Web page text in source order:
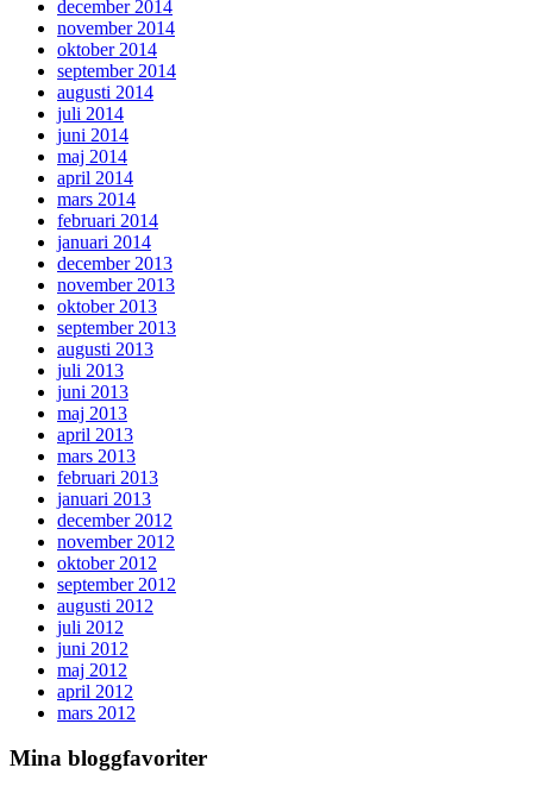
december 2014
november 2014
oktober 2014
september 2014
augusti 2014
juli 2014
juni 2014
maj 2014
april 2014
mars 2014
februari 2014
januari 2014
december 2013
november 2013
oktober 2013
september 2013
augusti 2013
juli 2013
juni 2013
maj 2013
april 2013
mars 2013
februari 2013
januari 2013
december 2012
november 2012
oktober 2012
september 2012
augusti 2012
juli 2012
juni 2012
maj 2012
april 2012
mars 2012
Mina bloggfavoriter